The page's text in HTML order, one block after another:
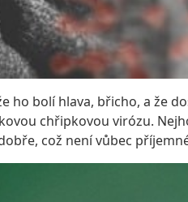
ho bolí hlava, břicho, a že
chřipkovou virózu.
což není vůbec